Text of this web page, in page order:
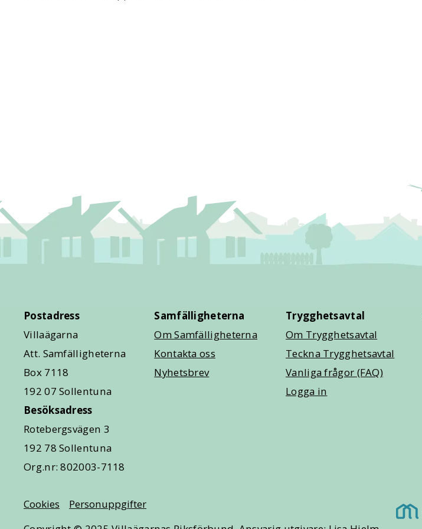
Postadress
Villaägarna
Att. Samfälligheterna
Box 7118
192 07 Sollentuna
Besöksadress
Rotebergsvägen 3
192 78 Sollentuna
Org.nr: 802003-7118
Samfälligheterna
Om Samfälligheterna
Kontakta oss
Nyhetsbrev
Trygghetsavtal
Om Trygghetsavtal
Teckna Trygghetsavtal
Vanliga frågor (FAQ)
Logga in
Cookies
Personuppgifter